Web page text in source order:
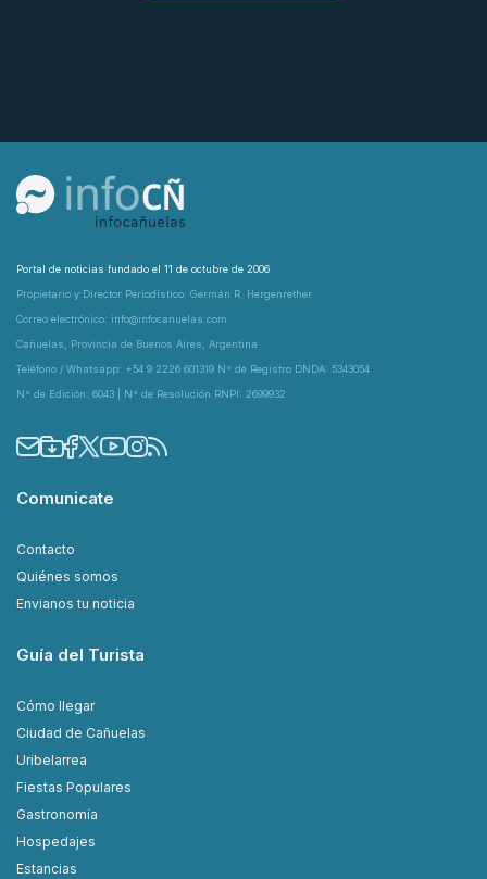
Portal de noticias fundado el 11 de octubre de 2006
Propietario y Director Periodístico: Germán R. Hergenrether
Correo electrónico: info@infocanuelas.com
Cañuelas, Provincia de Buenos Aires, Argentina
Teléfono / Whatsapp: +54 9 2226 601319 N° de Registro DNDA: 5343054
N° de Edición: 6043 | N° de Resolución RNPI: 2699932
Comunicate
Contacto
Quiénes somos
Envianos tu noticia
Guía del Turista
Cómo llegar
Ciudad de Cañuelas
Uribelarrea
Fiestas Populares
Gastronomía
Hospedajes
Estancias